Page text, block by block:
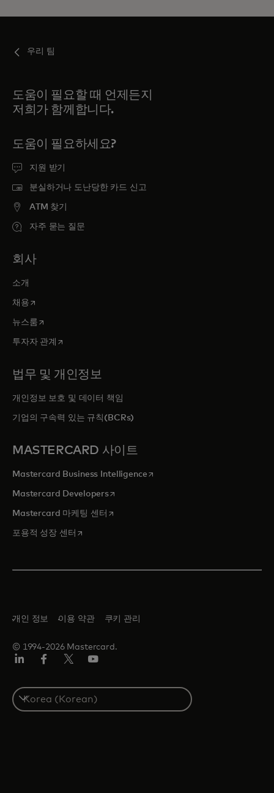
우리 팀
도움이 필요할 때 언제든지
저희가 함께합니다.
도움이 필요하세요?
지원 받기
분실하거나 도난당한 카드 신고
ATM 찾기
자주 묻는 질문
회사
소개
채용새 탭에서 열림
뉴스룸새 탭에서 열림
투자자 관계 새 탭에서 열림
법무 및 개인정보
개인정보 보호 및 데이터 책임
기업의 구속력 있는 규칙(BCRs)
MASTERCARD 사이트
Mastercard Business Intelligence새 탭에서 열림
Mastercard Developers새 탭에서 열림
Mastercard 마케팅 센터 새 탭에서 열림
포용적 성장 센터 새 탭에서 열림
© 1994-2026 Mastercard.
개인 정보 이용 약관 쿠키 관리
S
e
In
ook
터/
X
브